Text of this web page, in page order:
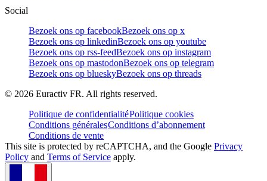
Social
Bezoek ons op facebookBezoek ons op x
Bezoek ons op linkedinBezoek ons op youtube
Bezoek ons op rss-feedBezoek ons op instagram
Bezoek ons op mastodonBezoek ons op telegram
Bezoek ons op blueskyBezoek ons op threads
© 2026 Euractiv FR. All rights reserved.
Politique de confidentialitéPolitique cookies
Conditions généralesConditions d’abonnement
Conditions de vente
This site is protected by reCAPTCHA, and the Google Privacy
Policy and Terms of Service apply.